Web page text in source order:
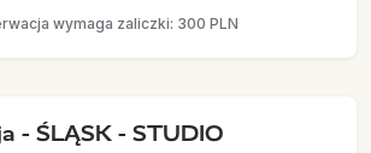
wymaga zaliczki: 300 PLN
- ŚLĄSK - STUDIO